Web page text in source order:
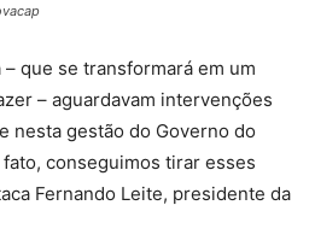
que se transformará em um
– aguardavam intervenções
nesta gestão do Governo do
conseguimos tirar esses
Fernando Leite, presidente da